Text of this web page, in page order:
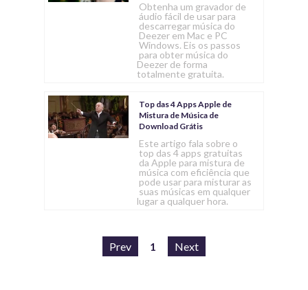
Obtenha um gravador de
áudio fácil de usar para
descarregar música do
Deezer em Mac e PC
Windows. Eis os passos
para obter música do
Deezer de forma
totalmente gratuita.
Top das 4 Apps Apple de
Mistura de Música de
Download Grátis
Este artigo fala sobre o
top das 4 apps gratuitas
da Apple para mistura de
música com eficiência que
pode usar para misturar as
suas músicas em qualquer
lugar a qualquer hora.
Prev 1 Next